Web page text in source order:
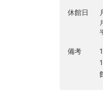
せるという意味合いで、作家
超えた対話的な試みであり、
休館日
備考